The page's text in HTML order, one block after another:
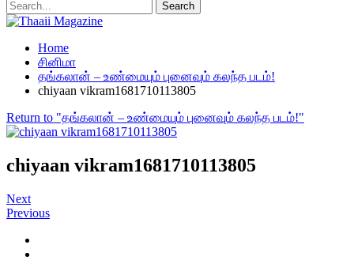
Home
சினிமா
தங்கலான் – உண்மையும் புனைவும் கலந்த படம்!
chiyaan vikram1681710113805
Return to "தங்கலான் – உண்மையும் புனைவும் கலந்த படம்!"
chiyaan vikram1681710113805
Next
Previous